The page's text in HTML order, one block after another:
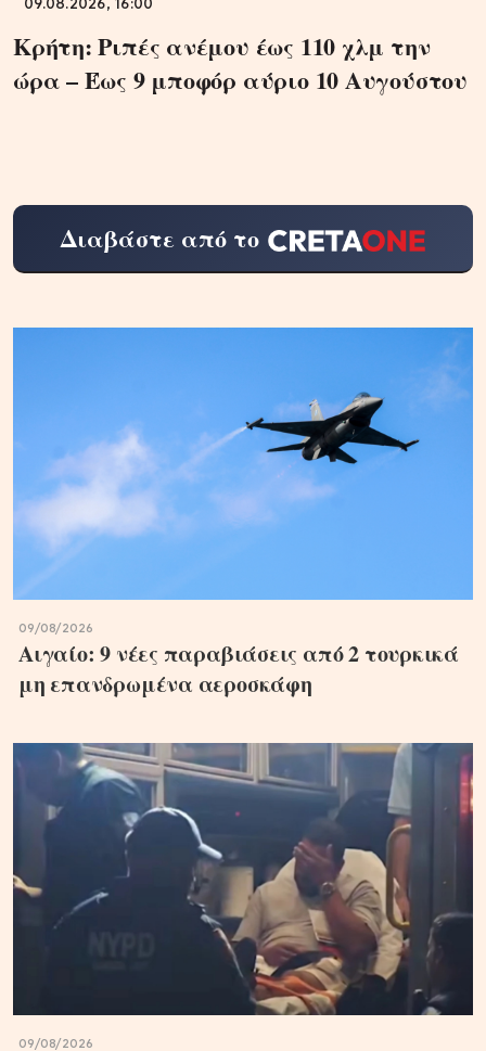
09.08.2026, 16:00
Κρήτη: Ριπές ανέμου έως 110 χλμ την
ώρα – Έως 9 μποφόρ αύριο 10 Αυγούστου
Διαβάστε από το
09/08/2026
Αιγαίο: 9 νέες παραβιάσεις από 2 τουρκικά
μη επανδρωμένα αεροσκάφη
09/08/2026